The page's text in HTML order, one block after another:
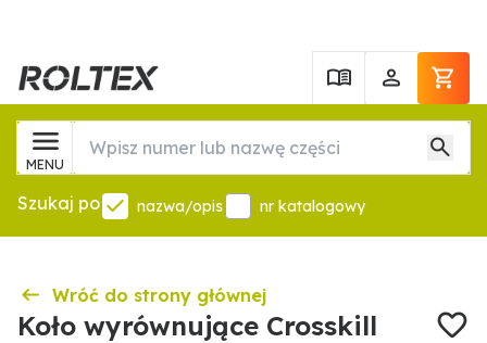
MENU
Szukaj po nazwa/opis nr katalogowy
Wróć do strony głównej
Koło wyrównujące Crosskill